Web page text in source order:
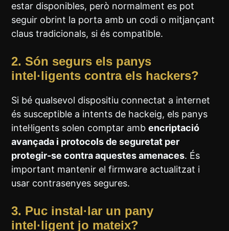
estar disponibles, però normalment es pot
seguir obrint la porta amb un codi o mitjançant
claus tradicionals, si és compatible.
2. Són segurs els panys
intel·ligents contra els hackers?
Si bé qualsevol dispositiu connectat a internet
és susceptible a intents de hackeig, els panys
intel·ligents solen comptar ambencriptació
avançada i protocols de seguretat per
protegir-se contra aquestes amenaces. És
important mantenir el firmware actualitzat i
usar contrasenyes segures.
3. Puc instal·lar un pany
intel·ligent jo mateix?